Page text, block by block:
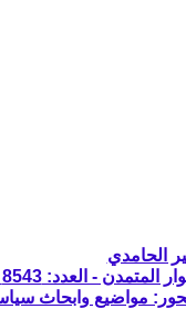
الحامدي
المتمدن - العدد: 8543 - 2025 / 12 / 1 - 02:00
مواضيع وابحاث